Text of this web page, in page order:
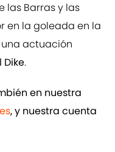
las Barras y las
en la goleada en la
actuación
Dike.
en nuestra
, y nuestra cuenta